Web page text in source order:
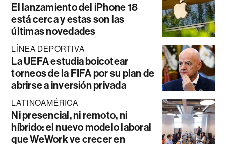
El lanzamiento del iPhone 18
está cerca y estas son las
últimas novedades
LÍNEA DEPORTIVA
La UEFA estudia boicotear
torneos de la FIFA por su plan de
abrirse a inversión privada
LATINOAMÉRICA
Ni presencial, ni remoto, ni
híbrido: el nuevo modelo laboral
que WeWork ve crecer en